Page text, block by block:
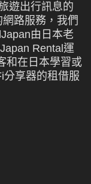
遊出行訊息的
路服務，我們
由日本老
Rental運
和在日本學習或
分享器的租借服